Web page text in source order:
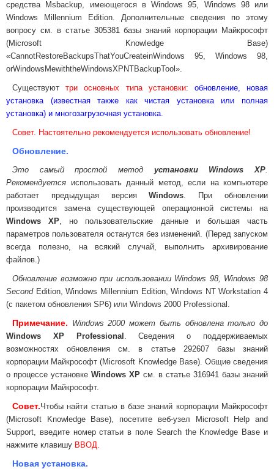
средства Msbackup, имеющегося в Windows 95, Windows 98 или
Windows Millennium Edition. Дополнительные сведения по этому
вопросу см. в статье 305381 базы знаний корпорации Майкрософт
(Microsoft Knowledge Base)
«CannotRestoreBackupsThatYouCreateinWindows 95, Windows 98,
orWindows MewiththeWindowsXP NTBackupTool ».
Существуюттри основных типа установки: обновление, новая
установка (известная также как чистая установка или полная
установка) и многозагрузочная установка.
Совет. Настоятельно рекомендуется использовать обновление!
Обновление.
Это самый простой метод установки Windows XP.
Рекомендуется использовать данный метод, если на компьютере
работает предыдущая версияWindows. При обновлении
производится замена существующей операционной системы на
Windows XP, но пользовательские данные и большая часть
параметров пользователя останутся без изменений. (Перед запуском
всегда полезно, на всякий случай, выполнить архивирование
файлов.)
Обновление возможно при использовании Windows 98, Windows 98
SecondEdition, Windows Millennium Edition, Windows NT Workstation 4
(с пакетом обновления SP6) или Windows 2000 Professional.
Примечание. Windows 2000 может быть обновлена только до
Windows XP Professional . Сведения о поддерживаемых
возможностях обновления см. в статье 292607 базы знаний
корпорации Майкрософт (Microsoft Knowledge Base). Общие сведения
о процессе установке Windows XP см. в статье 316941 базы знаний
корпорации Майкрософт.
Совет.Чтобы найти статью в базе знаний корпорации Майкрософт
(Microsoft Knowledge Base), посетите веб-узел Microsoft Help and
Support, введите номер статьи в поле Search the Knowledge Base и
нажмите клавишу ВВОД.
Новая установка.